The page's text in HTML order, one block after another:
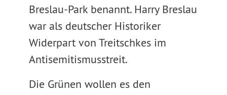
Breslau-Park benannt. Harry Breslau
war als deutscher Historiker
Widerpart von Treitschkes im
Antisemitismusstreit.
Die Grünen wollen es den